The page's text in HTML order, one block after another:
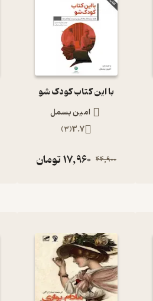
با این کتاب کودک شو
امین بسمل
3.7
(
3
)
44,900
17,960تومان